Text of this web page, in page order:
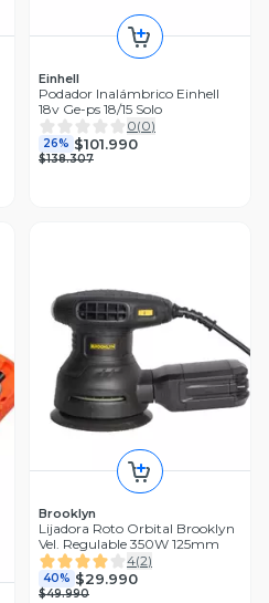
Einhell
Podador Inalámbrico Einhell
18v Ge-ps 18/15 Solo
0(0)
26% $101.990
$138.307
Brooklyn
Lijadora Roto Orbital Brooklyn
Vel. Regulable 350W 125mm
4(2)
40% $29.990
$49.990